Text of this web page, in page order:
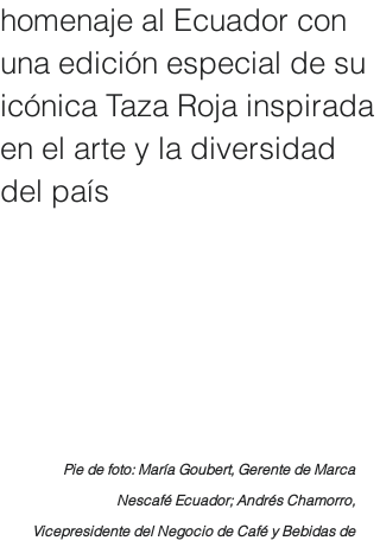
homenaje al Ecuador con
una edición especial de su
icónica Taza Roja inspirada
en el arte y la diversidad
del país
Pie de foto: María Goubert, Gerente de Marca
Nescafé Ecuador; Andrés Chamorro,
Vicepresidente del Negocio de Café y Bebidas de